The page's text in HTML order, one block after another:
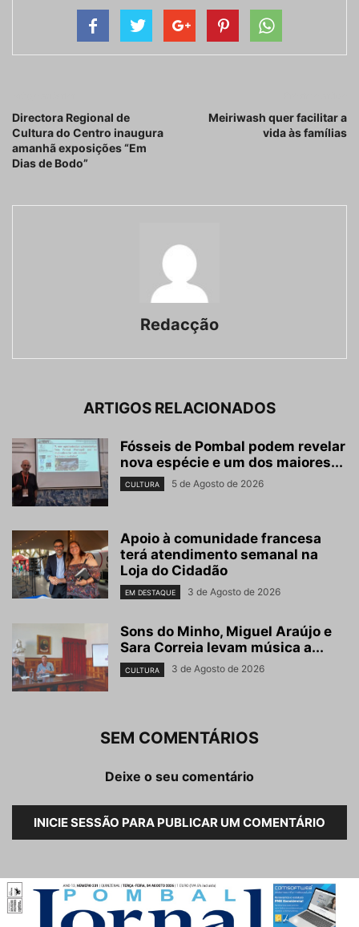
Directora Regional de
Cultura do Centro inaugura
amanhã exposições “Em
Dias de Bodo”
Meiriwash quer facilitar a
vida às famílias
Redacção
ARTIGOS RELACIONADOS
Fósseis de Pombal podem revelar
nova espécie e um dos maiores...
CULTURA 5 de Agosto de 2026
Apoio à comunidade francesa
terá atendimento semanal na
Loja do Cidadão
EM DESTAQUE 3 de Agosto de 2026
Sons do Minho, Miguel Araújo e
Sara Correia levam música a...
CULTURA 3 de Agosto de 2026
SEM COMENTÁRIOS
Deixe o seu comentário
INICIE SESSÃO PARA PUBLICAR UM COMENTÁRIO